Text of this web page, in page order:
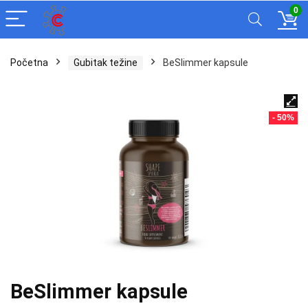
0
Početna Gubitak težine BeSlimmer kapsule
- 50%
BeSlimmer kapsule